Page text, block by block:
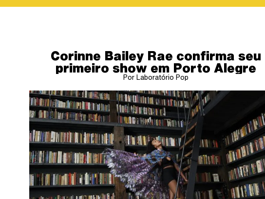
Corinne Bailey Rae confirma seu
primeiro show em Porto Alegre
Por Laboratório Pop